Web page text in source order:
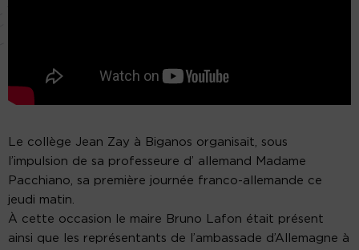
Le collège Jean Zay à Biganos organisait, sous
l’impulsion de sa professeure d’ allemand Madame
Pacchiano, sa première journée franco-allemande ce
jeudi matin.
À cette occasion le maire Bruno Lafon était présent
ainsi que les représentants de l’ambassade d’Allemagne à